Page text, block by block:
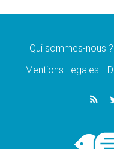
08.08.2026
Au
Dalits
Calapan
Qui sommes-nous ?
Mentions Legales